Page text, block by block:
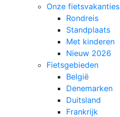
Onze fietsvakanties
Rondreis
Standplaats
Met kinderen
Nieuw 2026
Fietsgebieden
België
Denemarken
Duitsland
Frankrijk